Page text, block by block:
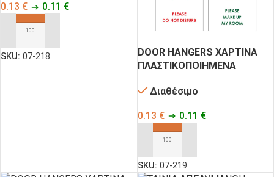
0.13 € 0.11 €
SKU: 07-218
DOOR HANGERS ΧΑΡΤΙΝΑ
ΠΛΑΣΤΙΚΟΠΟΙΗΜΕΝΑ
Διαθέσιμο
0.13 € 0.11 €
ΠΡΟΣΘΉΚΗ ΣΤΟ ΚΑΛΆΘΙ
SKU: 07-219